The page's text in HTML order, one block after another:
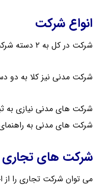
انواع شرکت
شرکت در کل به ۲ دسته شرکت های تجاری و شرکت های مدنی تقسیم می شود .
شرکت مدنی نیز کلا به
شرکت های مدنی نیازی به
شرکت های مدنی به
شرکت های تجاری
می توان شرکت تجاری را